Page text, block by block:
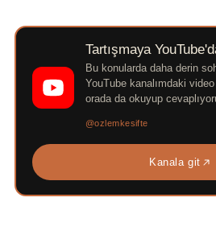
Tartışmaya
Bu konularda daha derin
YouTube kanalımdaki
orada da okuyup
@ozlemkesifte
Kanala git